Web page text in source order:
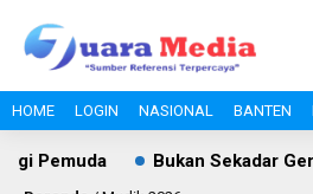
HOME LOGIN NASIONAL BANTEN
Pemuda Bukan Sekadar